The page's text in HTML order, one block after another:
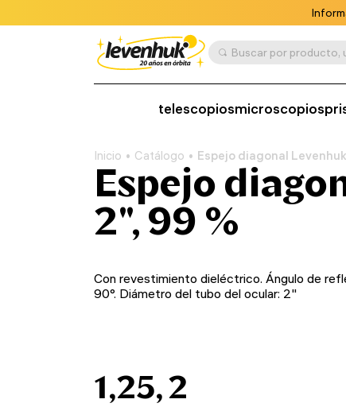
telescopiosmicroscopios
Inicio Catálogo Espejo diagonal
Espejo
2", 99 %
Con revestimiento dieléctrico. Ángulo de
90°. Diámetro del tubo del ocular: 2"
1,25, 2